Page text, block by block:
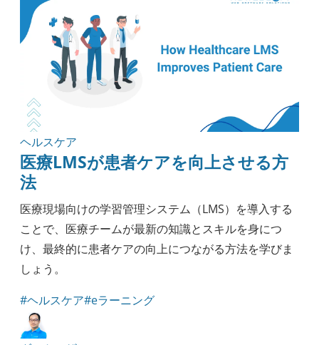
ヘルスケア
医療LMSが患者ケアを向上させる方
法
医療現場向けの学習管理システム（LMS）を導入する
ことで、医療チームが最新の知識とスキルを身につ
け、最終的に患者ケアの向上につながる方法を学びま
しょう。
#ヘルスケア#eラーニング